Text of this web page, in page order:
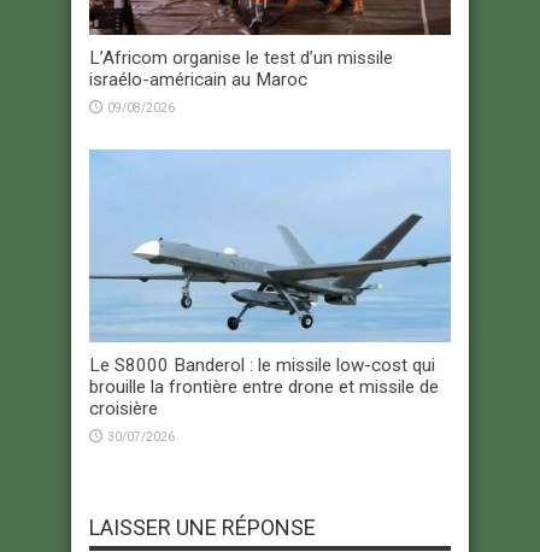
L’Africom organise le test d’un missile
israélo-américain au Maroc
09/08/2026
Le S8000 Banderol : le missile low-cost qui
brouille la frontière entre drone et missile de
croisière
30/07/2026
LAISSER UNE RÉPONSE